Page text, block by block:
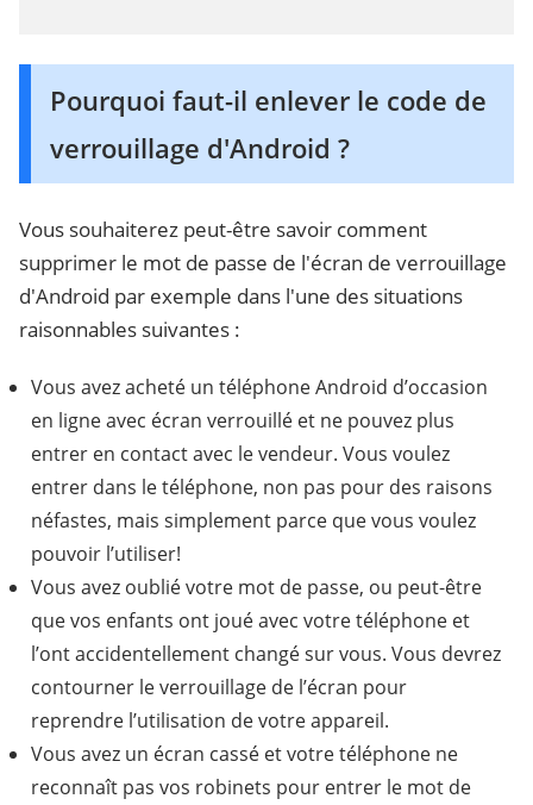
Pourquoi faut-il enlever le code de
verrouillage d'Android ?
Vous souhaiterez peut-être savoir comment
supprimer le mot de passe de l'écran de verrouillage
d'Android par exemple dans l'une des situations
raisonnables suivantes :
Vous avez acheté un téléphone Android d’occasion
en ligne avec écran verrouillé et ne pouvez plus
entrer en contact avec le vendeur. Vous voulez
entrer dans le téléphone, non pas pour des raisons
néfastes, mais simplement parce que vous voulez
pouvoir l’utiliser!
Vous avez oublié votre mot de passe, ou peut-être
que vos enfants ont joué avec votre téléphone et
l’ont accidentellement changé sur vous. Vous devrez
contourner le verrouillage de l’écran pour
reprendre l’utilisation de votre appareil.
Vous avez un écran cassé et votre téléphone ne
reconnaît pas vos robinets pour entrer le mot de